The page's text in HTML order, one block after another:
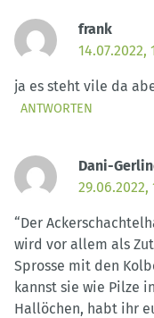
frank
14.07.2022,
ja es steht vile da
ANTWORTEN
Dani-
29.06.2022,
“Der
wird vor allem als
Sprosse mit den
kannst sie wie Pilze
Hallöchen, habt ihr